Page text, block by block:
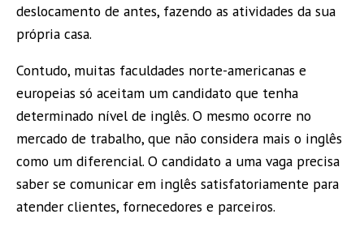
deslocamento de antes, fazendo as atividades da sua
própria casa.
Contudo, muitas faculdades norte-americanas e
europeias só aceitam um candidato que tenha
determinado nível de inglês. O mesmo ocorre no
mercado de trabalho, que não considera mais o inglês
como um diferencial. O candidato a uma vaga precisa
saber se comunicar em inglês satisfatoriamente para
atender clientes, fornecedores e parceiros.